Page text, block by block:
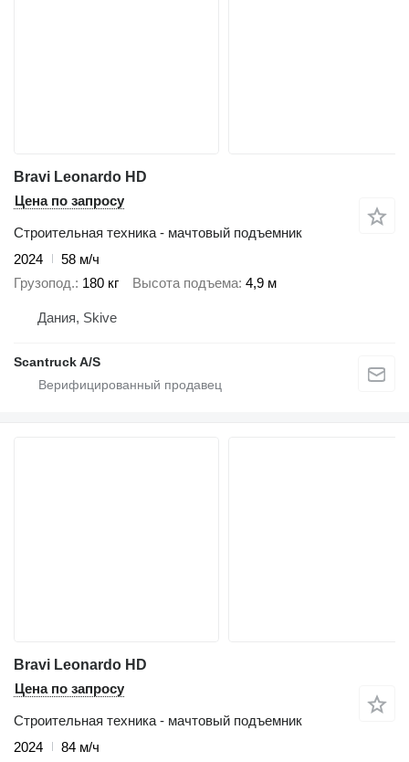
Bravi Leonardo HD
Цена по запросу
Строительная техника - мачтовый подъемник
2024
58 м/ч
Грузопод. 180 кг Высота подъема 4,9 м
Дания, Skive
Scantruck A/S
Bravi Leonardo HD
Цена по запросу
Строительная техника - мачтовый подъемник
2024
84 м/ч